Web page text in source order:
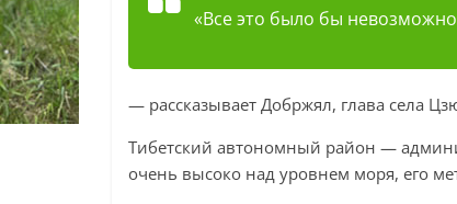
«Все это было бы
— рассказывает Добржял, глава села
Тибетский автономный район —
очень высоко над уровнем моря, его